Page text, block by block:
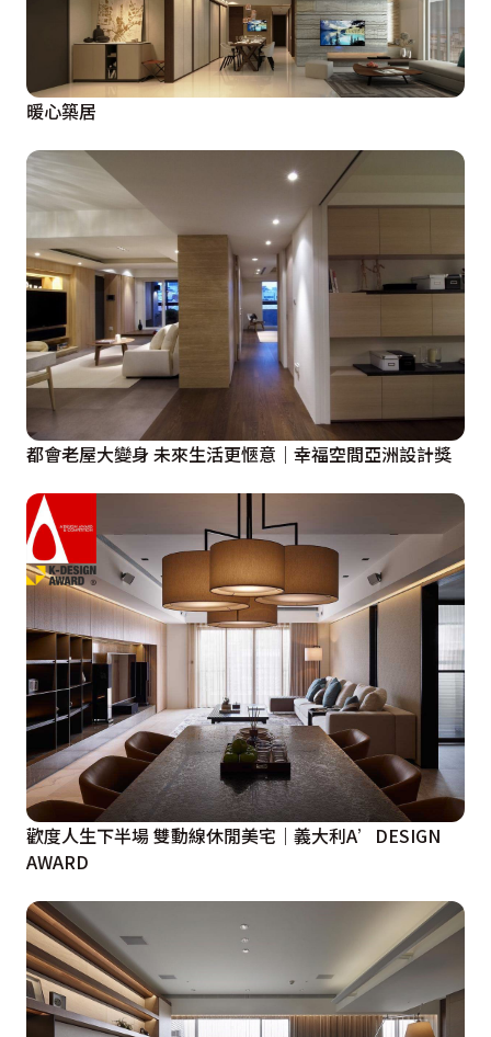
暖心築居
都會老屋大變身 未來生活更愜意｜幸福空間亞洲設計獎
歡度人生下半場 雙動線休閒美宅｜義大利A’DESIGN
AWARD